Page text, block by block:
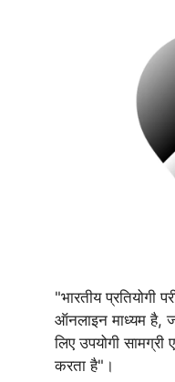
"भारतीय प्रतियोगी
ऑनलाइन माध्यम है,
लिए उपयोगी सामग्री
करता है"।